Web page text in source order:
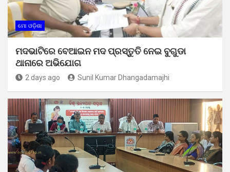
ମୋ ଓଡ଼ିଶା
ମଦଭାଟିରେ ବେଆଇନ ମଦ ପ୍ରସ୍ତୁତି ନେଇ ବୁଗୁଡା
ଥାନାରେ ଅଭିଯୋଗ
2 days ago Sunil Kumar Dhangadamajhi